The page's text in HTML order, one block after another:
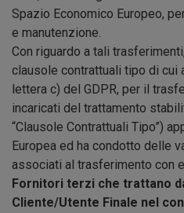
Spazio Economico Europeo,
e manutenzione.
Con riguardo a tali
clausole contrattuali tipo di cui
lettera c) del GDPR, per il
incaricati del trattamento
“Clausole Contrattuali Tipo”)
Europea ed ha condotto delle
associati al trasferimento con
Fornitori terzi che trattano
Cliente/Utente Finale nel